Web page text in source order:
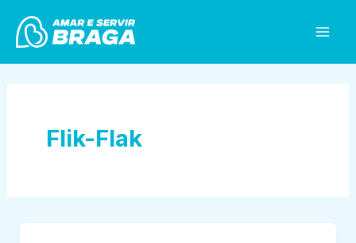
content
Flik-Flak